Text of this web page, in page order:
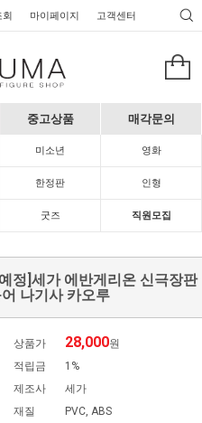
회 마이페이지 고객센터
중고상품 매각문의
미소년 영화
한정판 인형
굿즈 직원모집
정]세가 에반게리온 신극장판
나기사 카오루
상품가 28,000원
적립금
1%
제조사
세가
재질
PVC, ABS